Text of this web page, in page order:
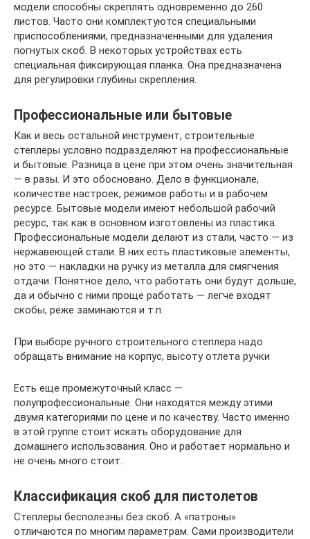
модели способны скреплять одновременно до 260
листов. Часто они комплектуются специальными
приспособлениями, предназначенными для удаления
погнутых скоб. В некоторых устройствах есть
специальная фиксирующая планка. Она предназначена
для регулировки глубины скрепления.
Профессиональные или бытовые
Как и весь остальной инструмент, строительные
степлеры условно подразделяют на профессиональные
и бытовые. Разница в цене при этом очень значительная
— в разы. И это обосновано. Дело в функционале,
количестве настроек, режимов работы и в рабочем
ресурсе. Бытовые модели имеют небольшой рабочий
ресурс, так как в основном изготовлены из пластика.
Профессиональные модели делают из стали, часто — из
нержавеющей стали. В них есть пластиковые элементы,
но это — накладки на ручку из металла для смягчения
отдачи. Понятное дело, что работать они будут дольше,
да и обычно с ними проще работать — легче входят
скобы, реже заминаются и т.п.
При выборе ручного строительного степлера надо
обращать внимание на корпус, высоту отлета ручки
Есть еще промежуточный класс —
полупрофессиональные. Они находятся между этими
двумя категориями по цене и по качеству. Часто именно
в этой группе стоит искать оборудование для
домашнего использования. Оно и работает нормально и
не очень много стоит.
Классификация скоб для пистолетов
Степлеры бесполезны без скоб. А «патроны»
отличаются по многим параметрам. Сами производители